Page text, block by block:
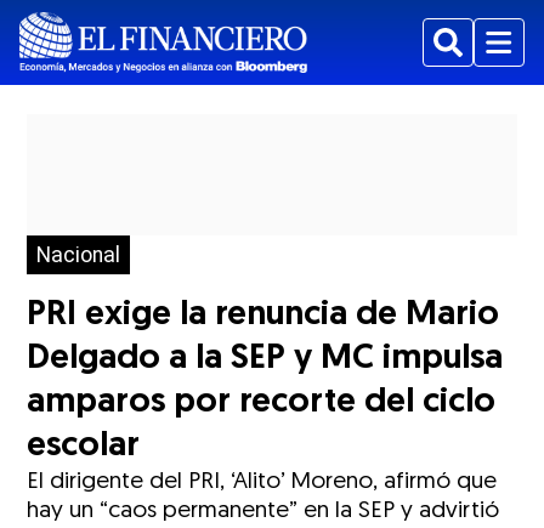
BuscarMenu
Nacional
PRI exige la renuncia de Mario
Delgado a la SEP y MC impulsa
amparos por recorte del ciclo
escolar
El dirigente del PRI, ‘Alito’ Moreno, afirmó que
hay un “caos permanente” en la SEP y advirtió